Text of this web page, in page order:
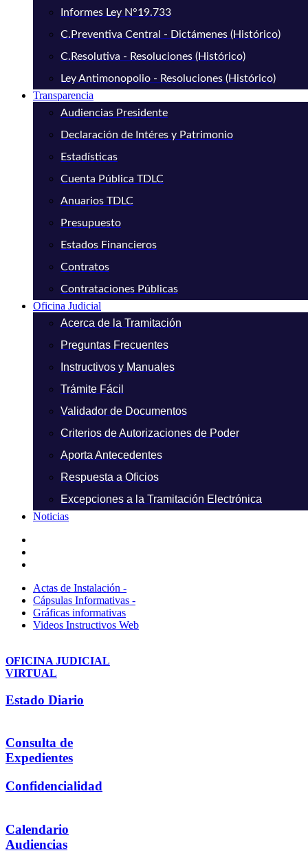
Informes Ley N°19.733
C.Preventiva Central - Dictámenes (Histórico)
C.Resolutiva - Resoluciones (Histórico)
Ley Antimonopolio - Resoluciones (Histórico)
Transparencia
Audiencias Presidente
Declaración de Intéres y Patrimonio
Estadísticas
Cuenta Pública TDLC
Anuarios TDLC
Presupuesto
Estados Financieros
Contratos
Contrataciones Públicas
Oficina Judicial
Acerca de la Tramitación
Preguntas Frecuentes
Instructivos y Manuales
Trámite Fácil
Validador de Documentos
Criterios de Autorizaciones de Poder
Aporta Antecedentes
Respuesta a Oficios
Excepciones a la Tramitación Electrónica
Noticias
Actas de Instalación -
Cápsulas Informativas -
Gráficas informativas
Videos Instructivos Web
OFICINA JUDICIAL
VIRTUAL
Estado Diario
Consulta de
Expedientes
Confidencialidad
Calendario
Audiencias